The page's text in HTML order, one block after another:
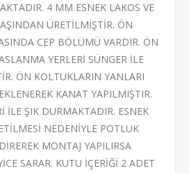
4 MM ESNEK LAKOS VE
ÜRETİLMİŞTİR. ÖN
CEP BÖLÜMÜ VARDIR. ÖN
YERLERİ SÜNGER İLE
ÖN KOLTUKLARIN YANLARI
KANAT YAPILMIŞTIR.
İLE ŞIK DURMAKTADIR. ESNEK
NEDENİYLE POTLUK
MONTAJ YAPILIRSA
SARAR. KUTU İÇERİĞİ 2 ADET